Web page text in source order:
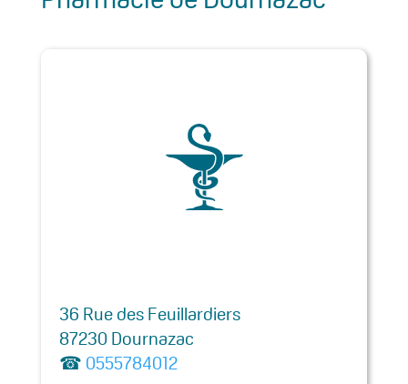
36 Rue des Feuillardiers
87230 Dournazac
☎ 0555784012